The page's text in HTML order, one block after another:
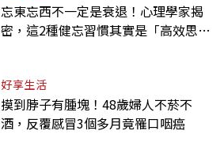
忘東忘西不一定是衰退！心理學家揭
密，這2種健忘習慣其實是「高效思
好享生活
摸到脖子有腫塊！48歲婦人不菸不
酒，反覆感冒3個多月竟罹口咽癌